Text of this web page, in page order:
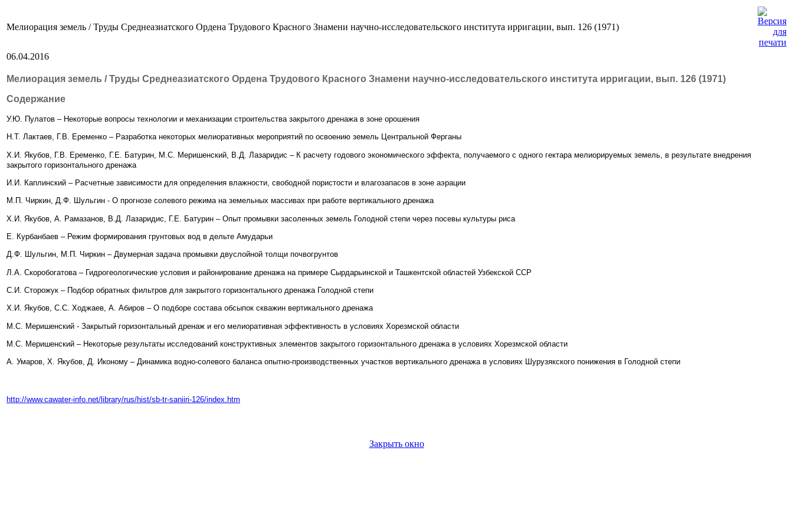
Мелиорация земель / Труды Среднеазиатского Ордена Трудового Красного Знамени научно-исследовательского института ирригации, вып. 126 (1971)
06.04.2016
Мелиорация земель / Труды Среднеазиатского Ордена Трудового Красного Знамени научно-исследовательского института ирригации, вып. 126 (1971)
Содержание
У.Ю. Пулатов – Некоторые вопросы технологии и механизации строительства закрытого дренажа в зоне орошения
Н.Т. Лактаев, Г.В. Еременко – Разработка некоторых мелиоративных мероприятий по освоению земель Центральной Ферганы
Х.И. Якубов, Г.В. Еременко, Г.Е. Батурин, М.С. Меришенский, В.Д. Лазаридис – К расчету годового экономического эффекта, получаемого с одного гектара мелиорируемых земель, в результате внедрения
закрытого горизонтального дренажа
И.И. Каплинский – Расчетные зависимости для определения влажности, свободной пористости и влагозапасов в зоне аэрации
М.П. Чиркин, Д.Ф. Шульгин - О прогнозе солевого режима на земельных массивах при работе вертикального дренажа
Х.И. Якубов, А. Рамазанов, В.Д. Лазаридис, Г.Е. Батурин – Опыт промывки засоленных земель Голодной степи через посевы культуры риса
Е. Курбанбаев – Режим формирования грунтовых вод в дельте Амударьи
Д.Ф. Шульгин, М.П. Чиркин – Двумерная задача промывки двуслойной толщи почвогрунтов
Л.А. Скоробогатова – Гидрогеологические условия и районирование дренажа на примере Сырдарьинской и Ташкентской областей Узбекской ССР
С.И. Сторожук – Подбор обратных фильтров для закрытого горизонтального дренажа Голодной степи
Х.И. Якубов, С.С. Ходжаев, А. Абиров – О подборе состава обсыпок скважин вертикального дренажа
М.С. Меришенский - Закрытый горизонтальный дренаж и его мелиоративная эффективность в условиях Хорезмской области
М.С. Меришенский – Некоторые результаты исследований конструктивных элементов закрытого горизонтального дренажа в условиях Хорезмской области
А. Умаров, Х. Якубов, Д. Иконому – Динамика водно-солевого баланса опытно-производственных участков вертикального дренажа в условиях Шурузякского понижения в Голодной степи
http://www.cawater-info.net/library/rus/hist/sb-tr-saniiri-126/index.htm
Закрыть окно